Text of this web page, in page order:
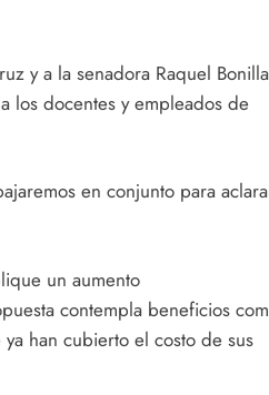
y a la senadora Raquel Bonilla
los docentes y empleados de
en conjunto para
un aumento
contempla beneficios
han cubierto el costo de sus